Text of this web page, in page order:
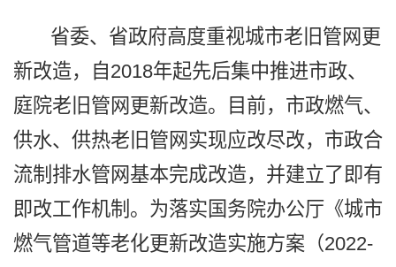
省委、省政府高度重视城市老旧管网更
新改造，自2018年起先后集中推进市政、
庭院老旧管网更新改造。目前，市政燃气、
供水、供热老旧管网实现应改尽改，市政合
流制排水管网基本完成改造，并建立了即有
即改工作机制。为落实国务院办公厅《城市
燃气管道等老化更新改造实施方案（2022-